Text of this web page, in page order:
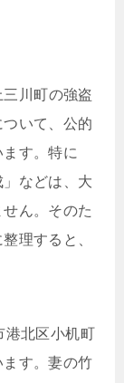
川町の強盗
いて、公的
す。特に
」などは、大
ん。そのた
理すると、
港北区小机町
す。妻の竹